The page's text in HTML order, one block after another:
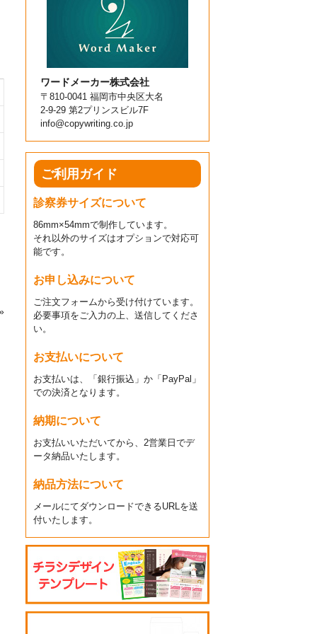
ワードメーカー株式会社
〒810-0041 福岡市中央区大名
2-9-29 第2プリンスビル7F
info@copywriting.co.jp
ご利用ガイド
診察券サイズについて
86mm×54mmで制作しています。
それ以外のサイズはオプションで対応可
能です。
お申し込みについて
ご注文フォームから受け付けています。
必要事項をご入力の上、送信してくださ
い。
お支払いについて
お支払いは、「銀行振込」か「PayPal」
での決済となります。
納期について
お支払いいただいてから、2営業日でデ
ータ納品いたします。
納品方法について
メールにてダウンロードできるURLを送
付いたします。